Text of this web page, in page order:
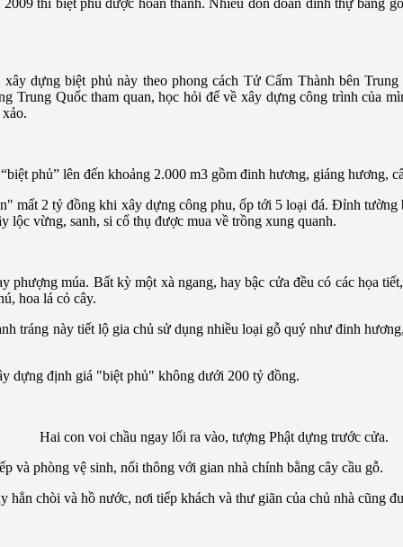
thì biệt phủ được hoàn thành. Nhiều đồn đoán dinh thự bằng
dựng biệt phủ này theo phong cách Tử Cấm Thành bên
Trung Quốc tham quan, học hỏi để về xây dựng công trình của
phủ” lên đến khoảng 2.000 m3 gồm đinh hương, giáng hương,
mất 2 tỷ đồng khi xây dựng công phu, ốp tới 5 loại đá. Đỉnh tường
lộc vừng, sanh, si cổ thụ được mua về trồng xung quanh.
phượng múa. Bất kỳ một xà ngang, hay bậc cửa đều có các họa
hoa lá cỏ cây.
tráng này tiết lộ gia chủ sử dụng nhiều loại gỗ quý như đinh
dựng định giá "biệt phủ" không dưới 200 tỷ đồng.
Hai con voi chầu ngay lối ra vào, tượng Phật dựng trước cửa.
và phòng vệ sinh, nối thông với gian nhà chính bằng cây cầu gỗ.
hẳn chòi và hồ nước, nơi tiếp khách và thư giãn của chủ nhà cũng